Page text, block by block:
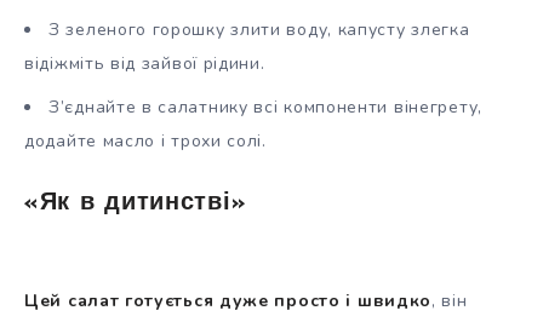
З зеленого горошку злити воду, капусту злегка
відіжміть від зайвої рідини.
З’єднайте в салатнику всі компоненти вінегрету,
додайте масло і трохи солі.
«Як в дитинстві»
Цей салат готується дуже просто і швидко, він